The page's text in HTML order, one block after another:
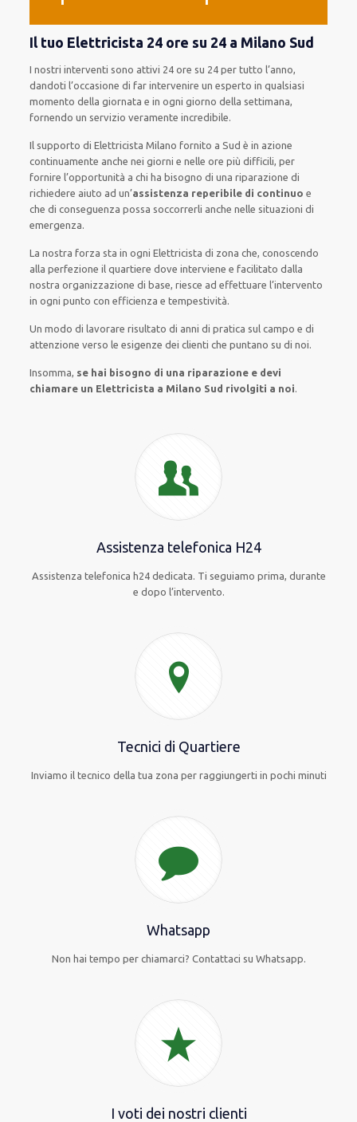
Il tuo Elettricista 24 ore su 24 a Milano Sud
I nostri interventi sono attivi 24 ore su 24pertutto l’anno,
dandoti l’occasione di farintervenire unesperto inqualsiasi
momento della giornata e inogni giorno della settimana,
fornendo un servizioveramente incredibile.
Il supporto di Elettricista Milanofornito a Sud èin azione
continuamente anchenei giorni e nelle ore piùdifficili, per
fornire l’opportunità a chi ha bisogno di una riparazione di
richiedere aiuto ad un’assistenza reperibile di continuo e
chedi conseguenza possa soccorrerli anchenelle situazioni di
emergenza.
La nostra forza sta in ogni Elettricista di zona che, conoscendo
alla perfezione il quartiere dove interviene efacilitato dalla
nostra organizzazione di base, riesce ad effettuare l’intervento
in ogni punto con efficienza e tempestività.
Un modo di lavorare risultato di anni di pratica sul campo e di
attenzione verso le esigenzedei clienti che puntano su di noi.
Insomma, se hai bisogno di una riparazione e devi
chiamare un Elettricista a Milano Sud rivolgiti a noi.
Assistenza telefonica H24
Assistenza telefonica h24 dedicata. Ti seguiamo prima, durante
e dopo l’intervento.
Tecnici di Quartiere
Inviamo il tecnico della tua zona per raggiungerti in pochi minuti
Whatsapp
Non hai tempo per chiamarci? Contattaci su Whatsapp.
I voti dei nostri clienti